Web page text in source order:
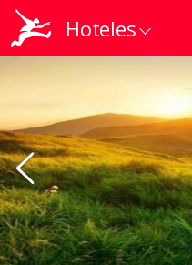
Hoteles